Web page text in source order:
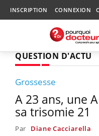
INSCRIPTION CONNEXION
QUESTION D'ACTU
Grossesse
A 23 ans, une
sa trisomie 21
Par Diane Cacciarella